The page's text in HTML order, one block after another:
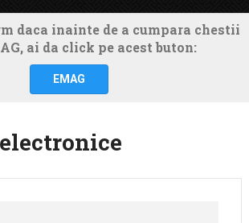
daca inainte de a cumpara chestii
ai da click pe acest buton:
EMAG
electronice